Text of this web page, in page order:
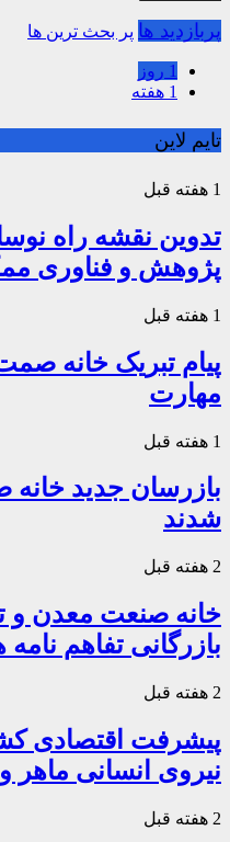
پربازدید ها پر بحث ترین ها
1 روز
1 هفته
تایم لاین
1 هفته قبل
تدوین نقشه راه
پژوهش و فناوری
1 هفته قبل
پیام تبریک خانه
مهارت
1 هفته قبل
بازرسان جدید خانه
شدند
2 هفته قبل
خانه صنعت معدن و
بازرگانی تفاهم
2 هفته قبل
پیشرفت اقتصادی
نیروی انسانی ماهر
2 هفته قبل